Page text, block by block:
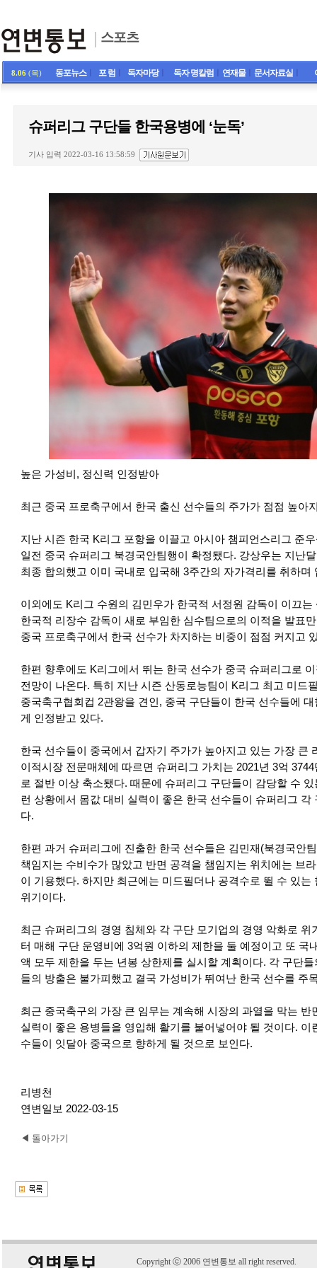
스포츠
8.06 (목) 동포뉴스ㅣ 포 럼 독자마당ㅣ 독자 명칼럼 연재물ㅣ 문서자료실
슈퍼리그 구단들 한국용병에 ‘눈독’
기사 입력 2022-03-16 13:58:59
높은 가성비, 정신력 인정받아
최근 중국 프로축구에서 한국 출신 선수들의 주가가 점점 높아
지난 시즌 한국 K리그 포항을 이끌고 아시아 챔피언스리그 준
일전 중국 슈퍼리그 북경국안팀행이 확정됐다. 강상우는 지난
최종 합의했고 이미 국내로 입국해 3주간의 자가격리를 취하며
이외에도 K리그 수원의 김민우가 한국적 서정원 감독이 이끄
한국적 리장수 감독이 새로 부임한 심수팀으로의 이적을 발표
중국 프로축구에서 한국 선수가 차지하는 비중이 점점 커지고
한편 향후에도 K리그에서 뛰는 한국 선수가 중국 슈퍼리그로
전망이 나온다. 특히 지난 시즌 산동로능팀이 K리그 최고 미드
중국축구협회컵 2관왕을 견인, 중국 구단들이 한국 선수들에
게 인정받고 있다.
한국 선수들이 중국에서 갑자기 주가가 높아지고 있는 가장 큰
이적시장 전문매체에 따르면 슈퍼리그 가치는 2021년 3억
로 절반 이상 축소됐다. 때문에 슈퍼리그 구단들이 감당할 수
런 상황에서 몸값 대비 실력이 좋은 한국 선수들이 슈퍼리그 각
다.
한편 과거 슈퍼리그에 진출한 한국 선수들은 김민재(북경국안
책임지는 수비수가 많았고 반면 공격을 챔임지는 위치에는 브
이 기용했다. 하지만 최근에는 미드필더나 공격수로 뛸 수 있는
위기이다.
최근 슈퍼리그의 경영 침체와 각 구단 모기업의 경영 악화로 위
터 매해 구단 운영비에 3억원 이하의 제한을 둘 예정이고 또 국
액 모두 제한을 두는 년봉 상한제를 실시할 계획이다. 각 구단
들의 방출은 불가피했고 결국 가성비가 뛰여난 한국 선수를 주
최근 중국축구의 가장 큰 임무는 계속해 시장의 과열을 막는
실력이 좋은 용병들을 영입해 활기를 불어넣어야 될 것이다.
수들이 잇달아 중국으로 향하게 될 것으로 보인다.
리병천
연변일보 2022-03-15
◀ 돌아가기
Copyright ⓒ 2006 연변통보 all right reserved.